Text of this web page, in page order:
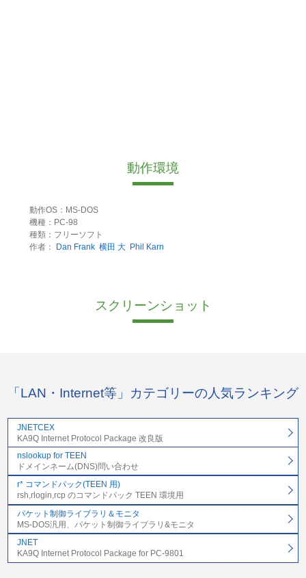
動作環境
動作OS：MS-DOS
機種：PC-98
種類：フリーソフト
作者：
Dan Frank 横田 大 Phil Karn
スクリーンショット
「LAN・Internet等」カテゴリーの人気ランキング
JNETCEX
KA9Q Internet Protocol Package 改良版
nslookup for TEEN
ドメインネーム(DNS)問い合わせ
r* コマンドパック(TEEN 用)
rsh,rlogin,rcp のコマンドパック TEEN 環境用
パケット制御ライブラリ＆モニタ
MS-DOS汎用、パケット制御ライブラリ&モニタ
JNET
KA9Q Internet Protocol Package for PC-9801